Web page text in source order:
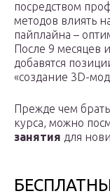
посредством
методов влиять
пайплайна –
После 9 месяцев
добавятся
«создание 3D-
Прежде чем
курса, можно
занятия для